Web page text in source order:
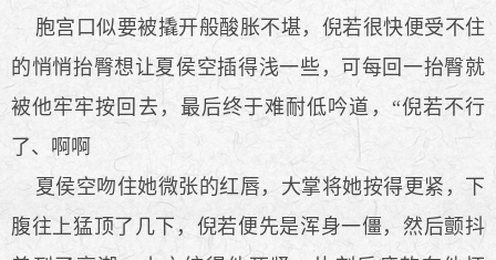
胞宫口似要被撬开般酸胀不堪，倪若很快便受不住
的悄悄抬臀想让夏侯空插得浅一些，可每回一抬臀就
被他牢牢按回去，最后终于难耐低吟道，“倪若不行
了、啊啊
夏侯空吻住她微张的红唇，大掌将她按得更紧，下
腹往上猛顶了几下，倪若便先是浑身一僵，然后颤抖